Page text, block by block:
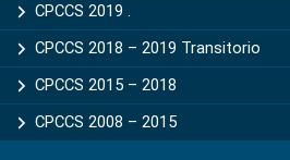
CPCCS 2019 .
CPCCS 2018 – 2019 Transitorio
CPCCS 2015 – 2018
CPCCS 2008 – 2015